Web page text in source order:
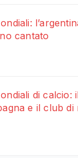
cantato
di calcio:
e il club di